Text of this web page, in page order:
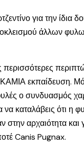
για την ίδια
άλλων
περισσότερες
εκπαίδευση.
ο συνδυασμός
καταλάβεις ότι η
αρχαιότητα και
Canis Pugnax.